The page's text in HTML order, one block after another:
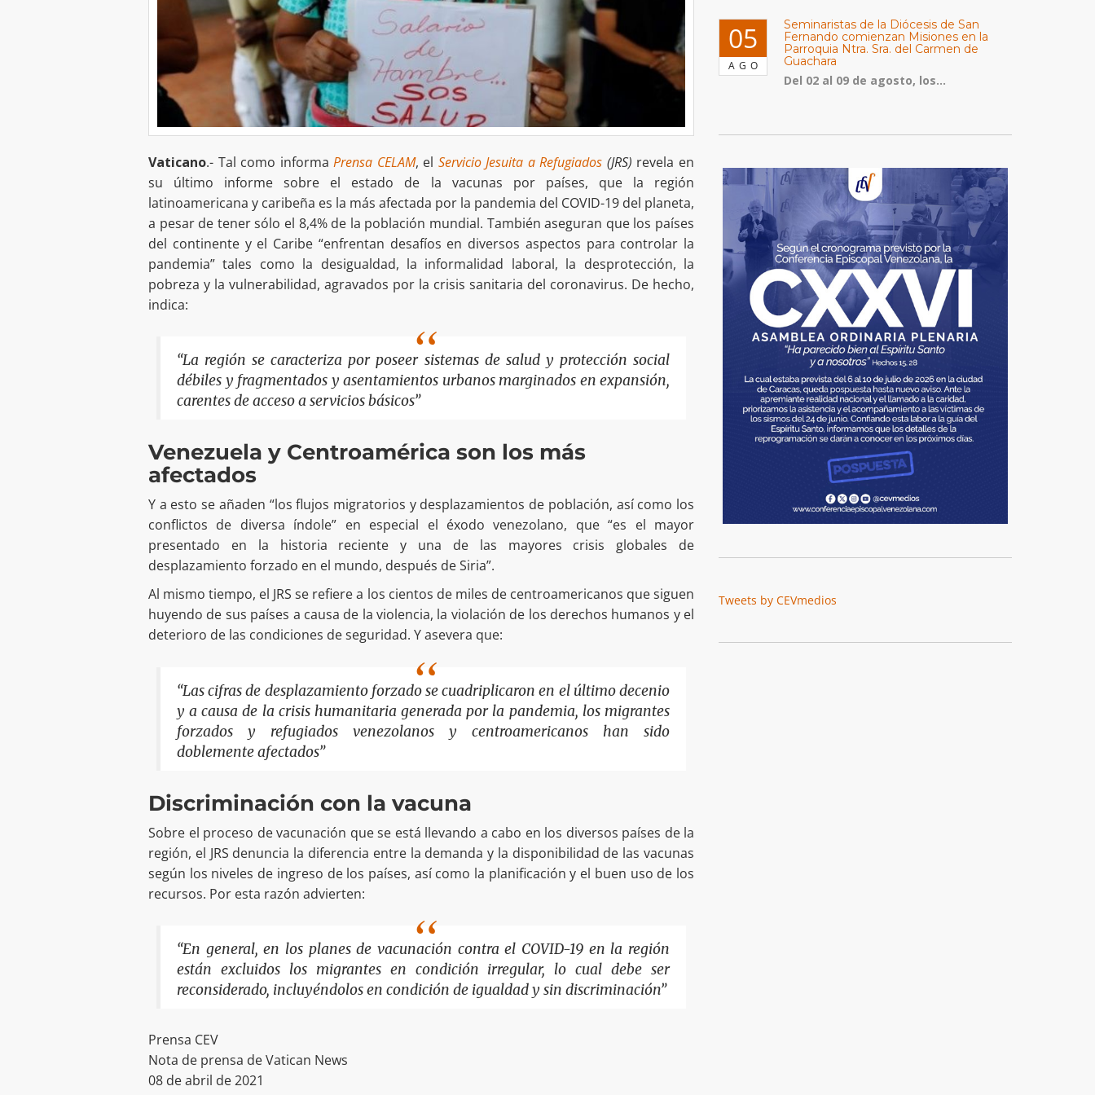
Vaticano.- Tal como informaPrensa CELAM, el Servicio Jesuita a Refugiados (JRS) revela en
su último informe sobre el estado de la vacunas por países, que la región
latinoamericana y caribeña es la más afectada por la pandemia del COVID-19 del planeta,
a pesar de tener sólo el 8,4% de la población mundial. También aseguran que los países
del continente y el Caribe “enfrentan desafíos en diversos aspectos para controlar la
pandemia” tales como la desigualdad, la informalidad laboral, la desprotección, la
pobreza y la vulnerabilidad, agravados por la crisis sanitaria del coronavirus. De hecho,
indica:
“La región se caracteriza por poseer sistemas de salud y protección social
débiles y fragmentados y asentamientos urbanos marginados en expansión,
carentes de acceso a servicios básicos”
Venezuela y Centroamérica son los más
afectados
Y a esto se añaden “los flujos migratorios y desplazamientos de población, así como los
conflictos de diversa índole” en especial el éxodo venezolano, que “es el mayor
presentado en la historia reciente y una de las mayores crisis globales de
desplazamiento forzado en el mundo, después de Siria”.
Al mismo tiempo, el JRS se refiere a los cientos de miles de centroamericanos que siguen
huyendo de sus países a causa de la violencia, la violación de los derechos humanos y el
deterioro de las condiciones de seguridad. Y asevera que:
“Las cifras de desplazamiento forzado se cuadriplicaron en el último decenio
y a causa de la crisis humanitaria generada por la pandemia, los migrantes
forzados y refugiados venezolanos y centroamericanos han sido
doblemente afectados”
Discriminación con la vacuna
Sobre el proceso de vacunación que se está llevando a cabo en los diversos países de la
región, el JRS denuncia la diferencia entre la demanda y la disponibilidad de las vacunas
según los niveles de ingreso de los países, así como la planificación y el buen uso de los
recursos. Por esta razón advierten:
“En general, en los planes de vacunación contra el COVID-19 en la región
están excluidos los migrantes en condición irregular, lo cual debe ser
reconsiderado, incluyéndolos en condición de igualdad y sin discriminación”
Prensa CEV
Nota de prensa de Vatican News
08 de abril de 2021
05
AGO
Seminaristas de la Diócesis de San
Fernando comienzan Misiones en la
Parroquia Ntra. Sra. del Carmen de
Guachara
Del 02 al 09 de agosto, los...
Tweets by CEVmedios